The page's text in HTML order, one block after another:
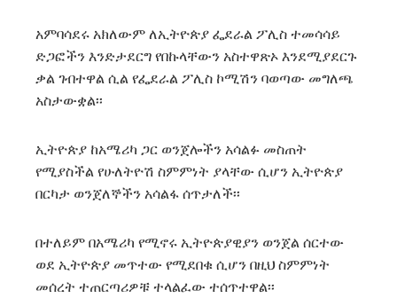
አምባሳደሩ አክለውም ለኢትዮጵያ ፌደራል ፖሊስ ተመሳሳይ
ድጋፎችን እንድታደርግ የበኩላቸውን አስተዋጽኦ እንደሚያደርጉ
ቃል ገብተዋል ሲል የፌደራል ፖሊስ ኮሚሽን ባወጣው መግለጫ
አስታውቋል፡፡
ኢትዮጵያ ከአሜሪካ ጋር ወንጀሎችን አሳልፉ መስጠት
የሚያስችል የሁለትዮሽ ስምምነት ያላቸው ሲሆን ኢትዮጵያ
በርካታ ወንጀለኞችን አሳልፋ ሰጥታለች፡፡
በተለይም በአሜሪካ የሚኖሩ ኢትዮጵያዊያን ወንጀል ሰርተው
ወደ ኢትዮጵያ መጥተው የሚደበቁ ሲሆን በዚህ ስምምነት
መሰረት ተጠርጣሪዎቹ ተላልፈው ተሰጥተዋል፡፡